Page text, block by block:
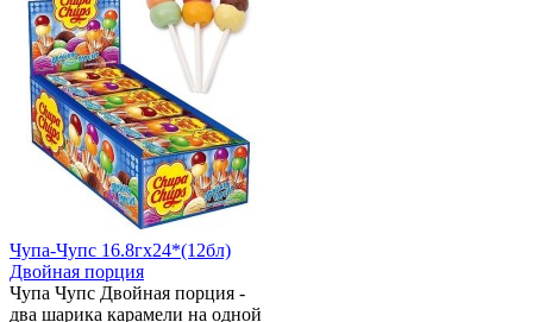
Чупа-Чупс 16.8гх24*(12бл)
Двойная порция
Чупа Чупс Двойная порция -
два шарика карамели на одной